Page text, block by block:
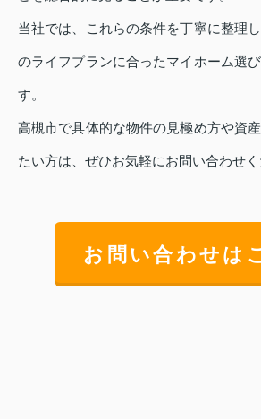
当社では、これらの条件を丁寧に整理
のライフプランに合ったマイホーム選
す。
高槻市で具体的な物件の見極め方や資
たい方は、ぜひお気軽にお問い合わせく
お問い合わせは